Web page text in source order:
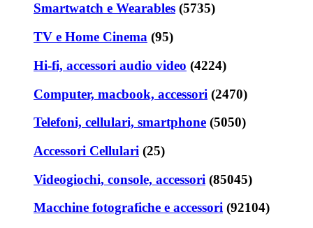
Smartwatch e Wearables (5735)
TV e Home Cinema (95)
Hi-fi, accessori audio video (4224)
Computer, macbook, accessori (2470)
Telefoni, cellulari, smartphone (5050)
Accessori Cellulari (25)
Videogiochi, console, accessori (85045)
Macchine fotografiche e accessori (92104)